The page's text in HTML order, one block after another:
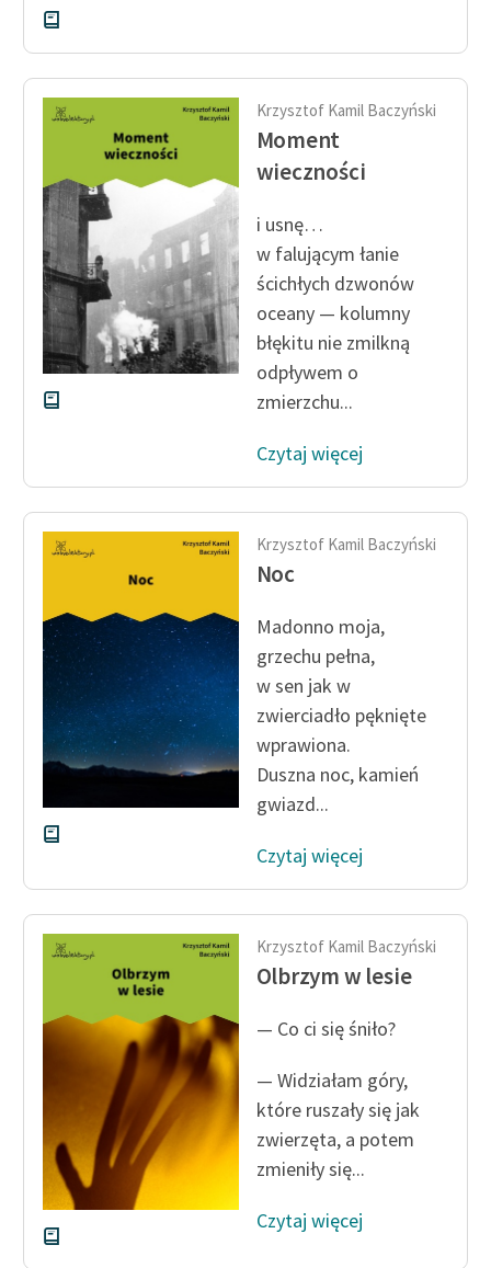
Krzysztof Kamil Baczyński
Moment
wieczności
i usnę…
w falującym łanie
ścichłych dzwonów
oceany — kolumny
błękitu nie zmilkną
odpływem o
zmierzchu...
Czytaj więcej
Krzysztof Kamil Baczyński
Noc
Madonno moja,
grzechu pełna,
w sen jak w
zwierciadło pęknięte
wprawiona.
Duszna noc, kamień
gwiazd...
Czytaj więcej
Krzysztof Kamil Baczyński
Olbrzym w lesie
— Co ci się śniło?
— Widziałam góry,
które ruszały się jak
zwierzęta, a potem
zmieniły się...
Czytaj więcej